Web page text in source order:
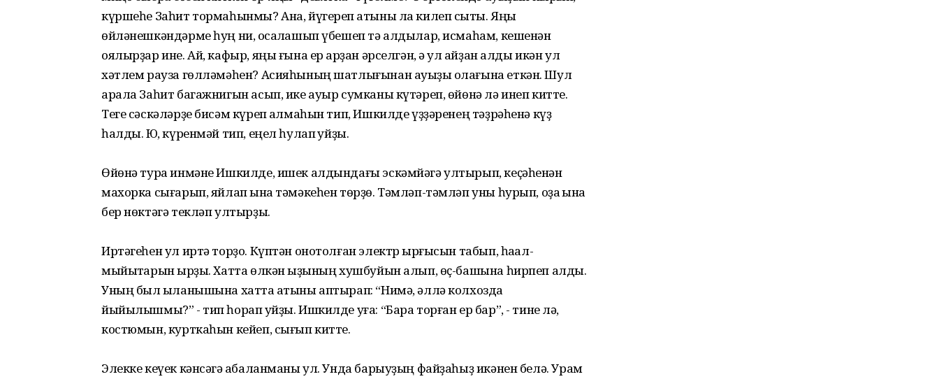
күршеһе Заһит тормаһынмы? Ана, йүгереп ҡатыны ла килеп сыҡты. Яңы
өйләнешкәндәрме һуң ни, ҡосаҡлашып үбешеп тә алдылар, исмаһам, кешенән
оялырҙар ине. Ай, кафыр, яңы ғына ер ҡарҙан әрселгән, ә ул ҡайҙан алды икән ул
хәтлем рауза гөлләмәһен? Асияһының шатлығынан ауыҙы ҡолағына еткән. Шул
арала Заһит багажнигын асып, ике ауыр сумканы күтәреп, өйөнә лә инеп китте.
Теге сәскәләрҙе бисәм күреп ҡалмаһын тип, Ишкилде үҙҙәренең тәҙрәһенә күҙ
һалды. Юҡ, күренмәй тип, еңел һулап ҡуйҙы.
Өйөнә тура инмәне Ишкилде, ишек алдындағы эскәмйәгә ултырып, кеҫәһенән
махорка сығарып, яйлап ҡына тәмәкеһен төрҙө. Тәмләп-тәмләп уны һурып, оҙаҡ ҡына
бер нөктәгә текләп ултырҙы.
Иртәгеһен ул иртә торҙо. Күптән онотолған электр ҡырғысын табып, һаҡал-
мыйыҡтарын ҡырҙы. Хатта өлкән ҡыҙының хушбуйын алып, өҫ-башына һирпеп алды.
Уның был ҡыланышына хатта ҡатыны аптырап: “Нимә, әллә колхозда
йыйылышмы?” - тип һорап ҡуйҙы. Ишкилде уға: “Бара торған ер бар”, - тине лә,
костюмын, курткаһын кейеп, сығып китте.
Элекке кеүек кәнсәгә ҡабаланманы ул. Унда барыуҙың файҙаһыҙ икәнен белә. Урам